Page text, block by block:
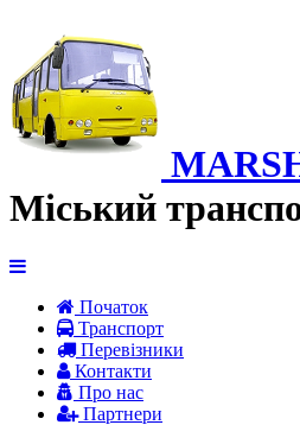
Міський
Початок
Транспорт
Перевiзники
Контакти
Про нас
Партнери